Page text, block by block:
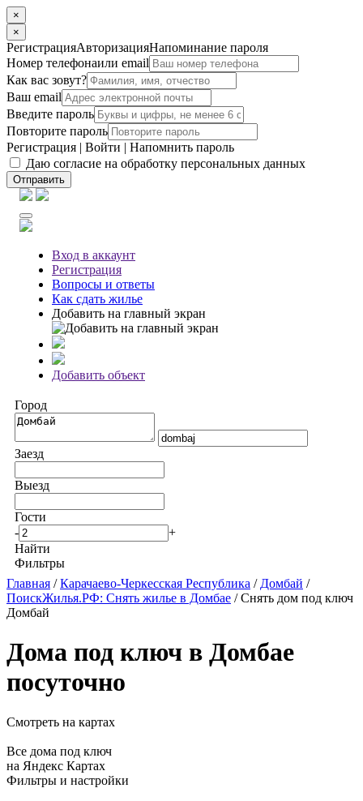
×
×
РегистрацияАвторизацияНапоминание пароля
Номер телефонаили email
Как вас зовут?
Ваш email
Введите пароль
Повторите пароль
Регистрация | Войти | Напомнить пароль
Даю согласие на обработку персональных данных
Отправить
Вход в аккаунт
Регистрация
Вопросы и ответы
Как сдать жилье
Добавить на главный экран
Добавить объект
Город
Заезд
Выезд
Гости
-
+
Найти
Фильтры
Главная /Карачаево-Черкесская Республика / Домбай /
ПоискЖилья.РФ: Снять жилье в Домбае / Снять дом под ключ
Домбай
Дома под ключ в Домбае
посуточно
Смотреть на картах
Все дома под ключ
на Яндекс Картах
Фильтры и настройки